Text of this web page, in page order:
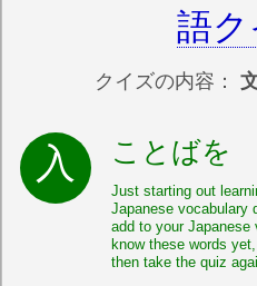
語
クイズの内容：
ことばを
Just starting out
Japanese vocabulary
add to your
know these words
then take the quiz